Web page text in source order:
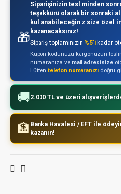
🎁
Siparişinizin tesliminden
teşekkürü olarak bir sonraki
kullanabileceğiniz size özel
kazanacaksınız!
Sipariş toplamınızın %5'i kadar
Kupon kodunuzu kargonuzun
numaranıza ve mail adresinize
Lütfen telefon numaranızı doğru
🚚2.000 TL ve üzeri
🏦 Banka Havalesi / EFT ile
kazanın!